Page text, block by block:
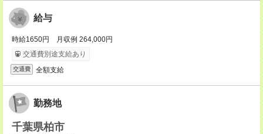
給与
時給1650円 月収例 264,000円
交通費別途支給あり
交通費 全額支給
勤務地
千葉県柏市